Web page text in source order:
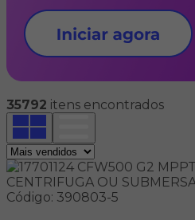
35792 itens encontrados
Código: 390803-5